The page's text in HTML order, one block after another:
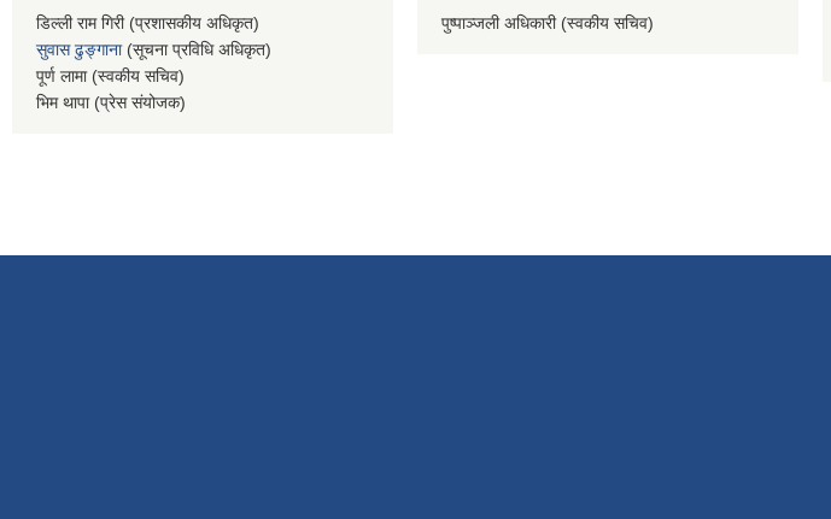
डिल्ली राम गिरी (प्रशासकीय अधिकृत)
सुवास ढुङ्गाना(सूचना प्रविधि अधिकृत)
पूर्ण लामा (स्वकीय सचिव)
भिम थापा (प्रेस संयोजक)
पुष्पाञ्जली अधिकारी (स्वकीय सचिव)